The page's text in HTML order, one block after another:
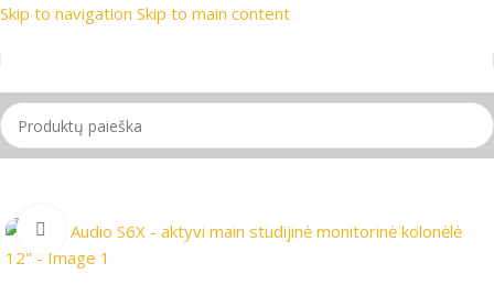
Skip to navigation Skip to main content
📦 Nemokamas
Pradžia/PRO Audio/Garso kolonėlės/Monitorinės kolonėlės
Spustelėkite, jei norite padidinti